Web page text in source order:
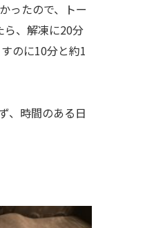
ったので、トー
ら、解凍に20分
のに10分と約1
、時間のある日